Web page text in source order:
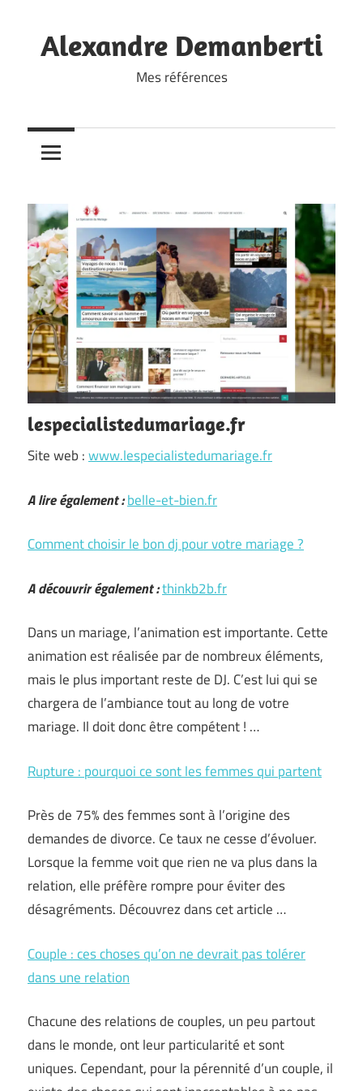
content
Alexandre Demanberti
Mes références
lespecialistedumariage.fr
Site web :www.lespecialistedumariage.fr
A lire également :belle-et-bien.fr
Comment choisir le bon dj pour votre mariage ?
A découvrir également :thinkb2b.fr
Dans un mariage, l’animation est importante. Cette
animation est réalisée par de nombreux éléments,
mais le plus important reste de DJ. C’est lui qui se
chargera de l’ambiance tout au long de votre
mariage. Il doit donc être compétent ! …
Rupture : pourquoi ce sont les femmes qui partent
Près de 75% des femmes sont à l’origine des
demandes de divorce. Ce taux ne cesse d’évoluer.
Lorsque la femme voit que rien ne va plus dans la
relation, elle préfère rompre pour éviter des
désagréments. Découvrez dans cet article …
Couple : ces choses qu’on ne devrait pas tolérer
dans une relation
Chacune des relations de couples, un peu partout
dans le monde, ont leur particularité et sont
uniques. Cependant, pour la pérennité d’un couple, il